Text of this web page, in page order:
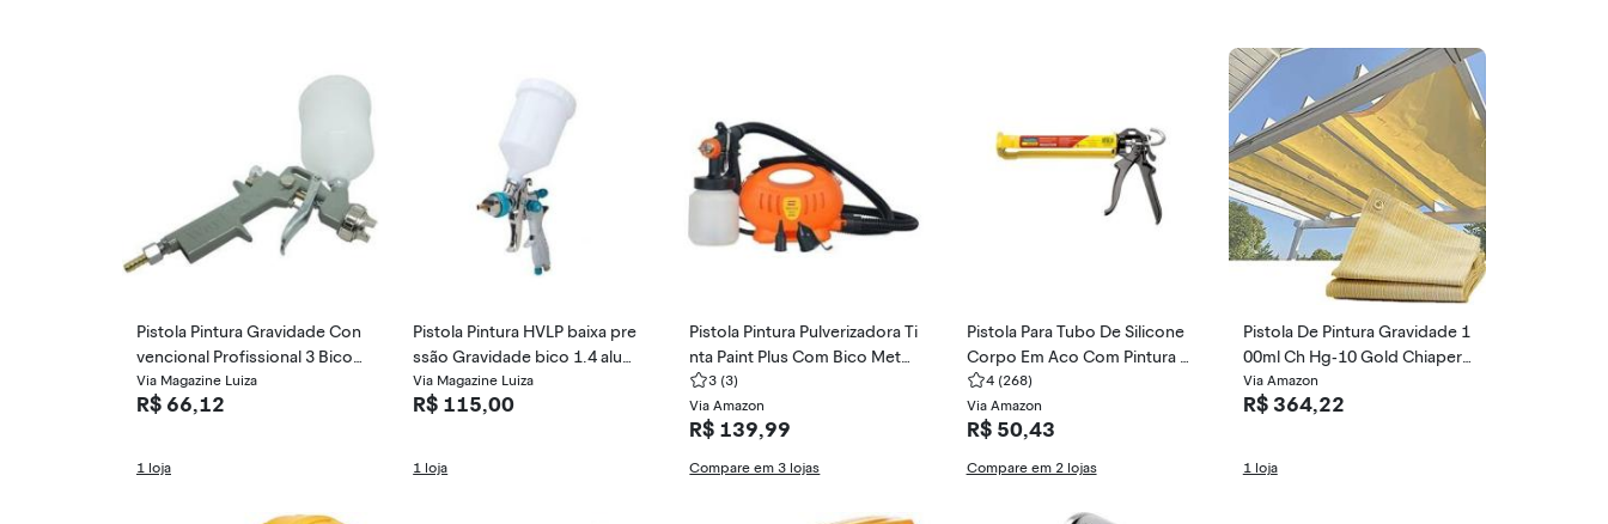
Pistola Pintura Gravidade Con
vencional Profissional 3 Bicos
1,2 1,5 1,8mm 600ml Importw
ay IWPPG-3B
Via Magazine Luiza
R$ 66,12
1 loja
Pistola Pintura HVLP baixa pre
ssão Gravidade bico 1.4 alumí
nio GT547 - Lorben
Via Magazine Luiza
R$ 115,00
1 loja
Pistola Pintura Pulverizadora Ti
nta Paint Plus Com Bico Metal
127V
3 (3)
Via Amazon
R$ 139,99
Compare em 3 lojas
Pistola Para Tubo De Silicone
Corpo Em Aco Com Pintura El
etrostatica Para Tubos De 280
ml Tramontina
4 (268)
Via Amazon
R$ 50,43
Compare em 2 lojas
Pistola De Pintura Gravidade 1
00ml Ch Hg-10 Gold Chiaperi
ni Chiaperini
Via Amazon
R$ 364,22
1 loja